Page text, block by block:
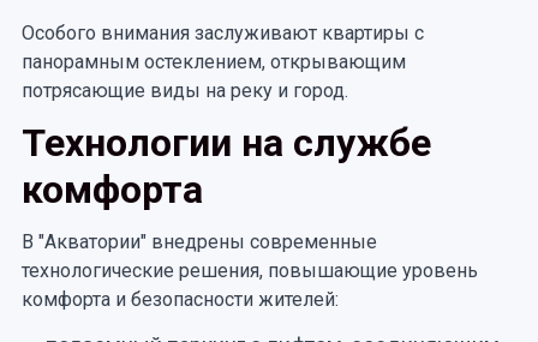
Особого внимания заслуживают квартиры с
панорамным остеклением, открывающим
потрясающие виды на реку и город.
Технологии на службе
комфорта
В "Акватории" внедрены современные
технологические решения, повышающие уровень
комфорта и безопасности жителей: